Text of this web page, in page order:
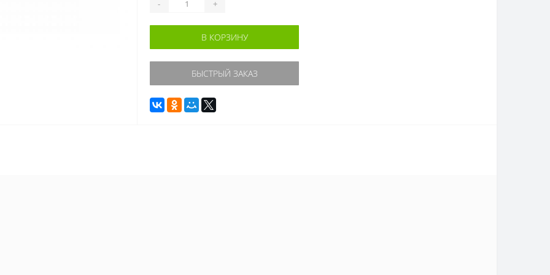
- +
В КОРЗИНУ
БЫСТРЫЙ ЗАКАЗ